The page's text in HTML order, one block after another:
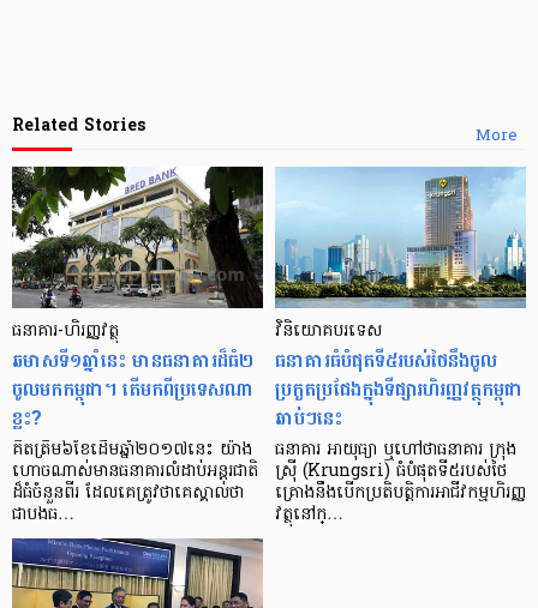
More
Related Stories
ធនាគារ​-ហិរញ្ញ​វត្ថុ
ឆមាស​ទី​១​ឆ្នាំនេះ មាន​ធនាគារដ៏​​ធំ​២​​
ចូល​មក​កម្ពុជា។ តើ​​មក​ពី​ប្រទេស​ណា​
ខ្លះ?
គិត​ត្រឹម​៦​ខែ​​ដើម​ឆ្នាំ​២០១៧​នេះ យ៉ាង​
ហោច​ណាស់​មាន​ធនាគារ​លំដាប់​អន្តរជាតិ​
ដ៏​ធំ​ចំនួន​ពីរ ដែល​គេ​ត្រូវ​ថា​គេ​ស្គាល់​ថា
ជា​បង​ធ…
វិនិយោគបរទេស
ធនាគារ​ធំ​បំផុត​ទី​៥​របស់​ថៃ​នឹង​ចូល​
ប្រកួត​ប្រជែង​ក្នុង​ទីផ្សារ​ហិរញ្ញ​វត្ថុ​កម្ពុជា​
ឆាប់ៗ​នេះ
ធនាគារ​ អាយុធ្យា ឬ​ហៅថា​ធនាគារ ​ក្រុង
ស្រ៊ី (Krungsri) ធំ​​​បំផុត​ទី​៥​របស់​ថៃ
គ្រោង​នឹង​បើក​ប្រតិបត្តិការ​អាជីវកម្ម​ហិរញ្ញ​
វត្ថុ​នៅ​ក្…